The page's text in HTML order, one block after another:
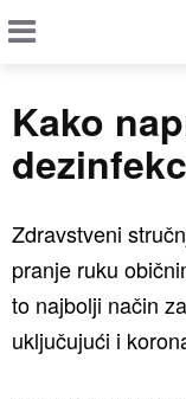
Kako
Zdravstveni
pranje ruku
to najbolji način
uključujući i